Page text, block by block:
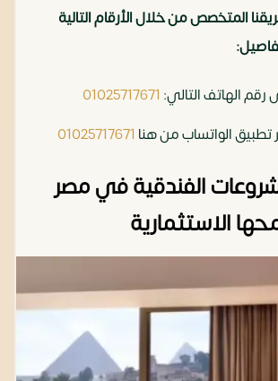
المتخصص من خلال الأرقام التالية
رقم الهاتف التالي: 01025717671
تطبيق الواتساب من هنا 01025717671
الفندقية في مصر
الاستثمارية